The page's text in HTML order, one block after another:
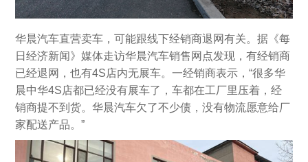
华晨汽车直营卖车，可能跟线下经销商退网有关。据《每
日经济新闻》媒体走访华晨汽车销售网点发现，有经销商
已经退网，也有4S店内无展车。一经销商表示，“很多华
晨中华4S店都已经没有展车了，车都在工厂里压着，经
销商提不到货。华晨汽车欠了不少债，没有物流愿意给厂
家配送产品。”